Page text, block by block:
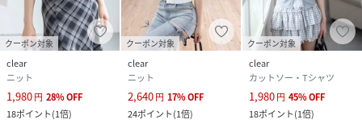
クーポン対象
clear
ニット
1,980円 28%OFF
18ポイント(1倍)
クーポン対象
clear
ニット
2,640円 17%OFF
24ポイント(1倍)
クーポン対象
clear
カットソー・Tシャツ
1,980円 45%OFF
18ポイント(1倍)